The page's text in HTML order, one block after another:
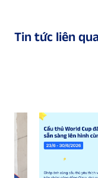
Tin tức liên